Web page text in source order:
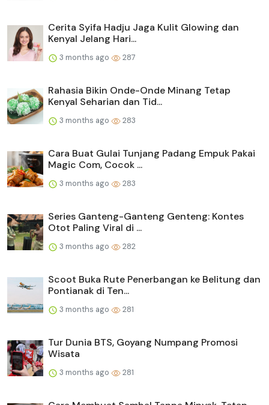
Cerita Syifa Hadju Jaga Kulit Glowing dan
Kenyal Jelang Hari...
3 months ago 287
Rahasia Bikin Onde-Onde Minang Tetap
Kenyal Seharian dan Tid...
3 months ago 283
Cara Buat Gulai Tunjang Padang Empuk Pakai
Magic Com, Cocok ...
3 months ago 283
Series Ganteng-Ganteng Genteng: Kontes
Otot Paling Viral di ...
3 months ago 282
Scoot Buka Rute Penerbangan ke Belitung dan
Pontianak di Ten...
3 months ago 281
Tur Dunia BTS, Goyang Numpang Promosi
Wisata
3 months ago 281